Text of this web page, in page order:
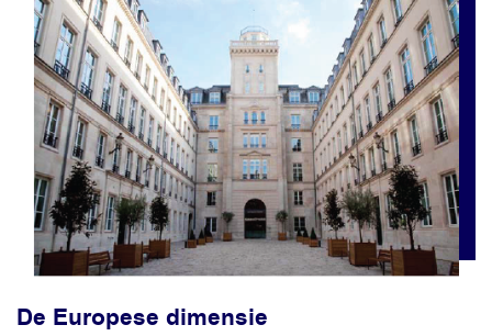
De Europese dimensie